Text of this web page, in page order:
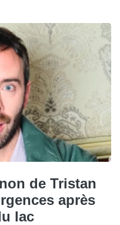
de Tristan
après
lac